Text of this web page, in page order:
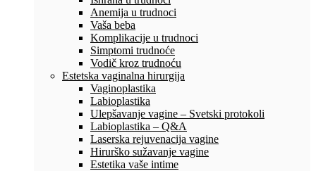
Anemija u trudnoci
Vaša beba
Komplikacije u trudnoci
Simptomi trudnoće
Vodič kroz trudnoću
Estetska vaginalna hirurgija
Vaginoplastika
Labioplastika
Ulepšavanje vagine – Svetski protokoli
Labioplastika – Q&A
Laserska rejuvenacija vagine
Hirurško sužavanje vagine
Estetika vaše intime